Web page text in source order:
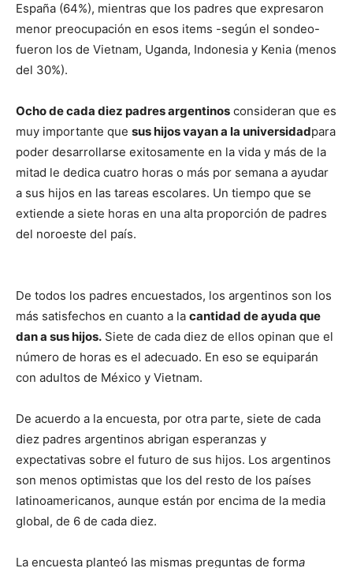
España (64%), mientras que los padres que expresaron
menor preocupación en esos items -según el sondeo-
fueron los de Vietnam, Uganda, Indonesia y Kenia (menos
del 30%).
Ocho de cada diez padres argentinos consideran que es
muy importante que sus hijos vayan a la universidadpara
poder desarrollarse exitosamente en la vida y más de la
mitad le dedica cuatro horas o más por semana a ayudar
a sus hijos en las tareas escolares. Un tiempo que se
extiende a siete horas en una alta proporción de padres
del noroeste del país.
De todos los padres encuestados, los argentinos son los
más satisfechos en cuanto a la cantidad de ayuda que
dan a sus hijos. Siete de cada diez de ellos opinan que el
número de horas es el adecuado. En eso se equiparán
con adultos de México y Vietnam.
De acuerdo a la encuesta, por otra parte, siete de cada
diez padres argentinos abrigan esperanzas y
expectativas sobre el futuro de sus hijos. Los argentinos
son menos optimistas que los del resto de los países
latinoamericanos, aunque están por encima de la media
global, de 6 de cada diez.
La encuesta planteó las mismas preguntas de forma